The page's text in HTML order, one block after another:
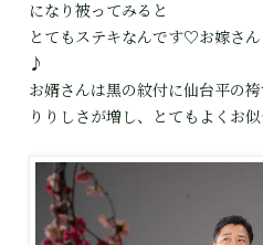
になり被ってみると
とてもステキなんです♡お嫁さ
♪
お婿さんは黒の紋付に仙台平の
りりしさが増し、とてもよくお